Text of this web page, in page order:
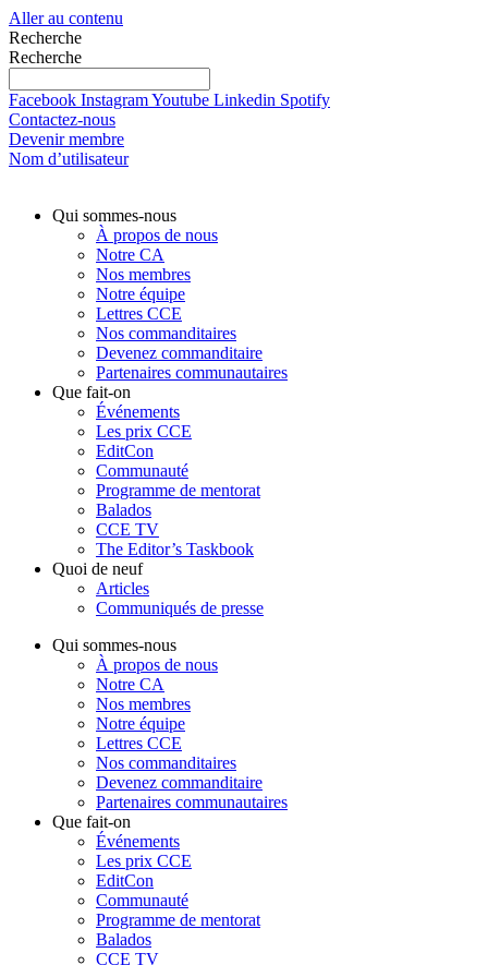
Aller au contenu
Recherche
Recherche
Facebook InstagramYoutube Linkedin Spotify
Contactez-nous
Devenir membre
Nom d’utilisateur
Qui sommes-nous
À propos de nous
Notre CA
Nos membres
Notre équipe
Lettres CCE
Nos commanditaires
Devenez commanditaire
Partenaires communautaires
Que fait-on
Événements
Les prix CCE
EditCon
Communauté
Programme de mentorat
Balados
CCE TV
The Editor’s Taskbook
Quoi de neuf
Articles
Communiqués de presse
Qui sommes-nous
À propos de nous
Notre CA
Nos membres
Notre équipe
Lettres CCE
Nos commanditaires
Devenez commanditaire
Partenaires communautaires
Que fait-on
Événements
Les prix CCE
EditCon
Communauté
Programme de mentorat
Balados
CCE TV